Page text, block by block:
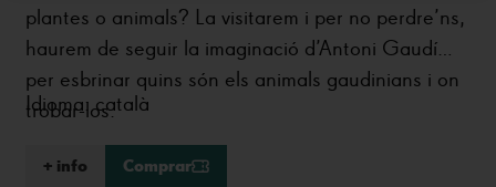
plantes o animals? La visitarem i per no perdre’ns,
haurem de seguir la imaginació d’Antoni Gaudí
per esbrinar quins són els animals gaudinians i on
trobar-los.
Idioma: català
+ info Comprar